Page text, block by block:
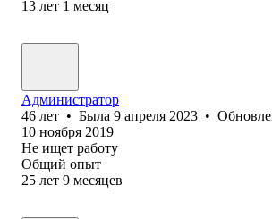
13 лет 1 месяц
Администратор
46 лет • Была 9 апреля 2023 •
10 ноября 2019
Не ищет работу
Общий опыт
25 лет 9 месяцев